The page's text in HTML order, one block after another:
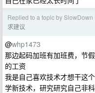
Replied to a topic by SlowDown
求建议
@whp1473
那边起码加班有加班费，节
的工资
我是自己喜欢技术才想干这
学新技术，研究研究自己非